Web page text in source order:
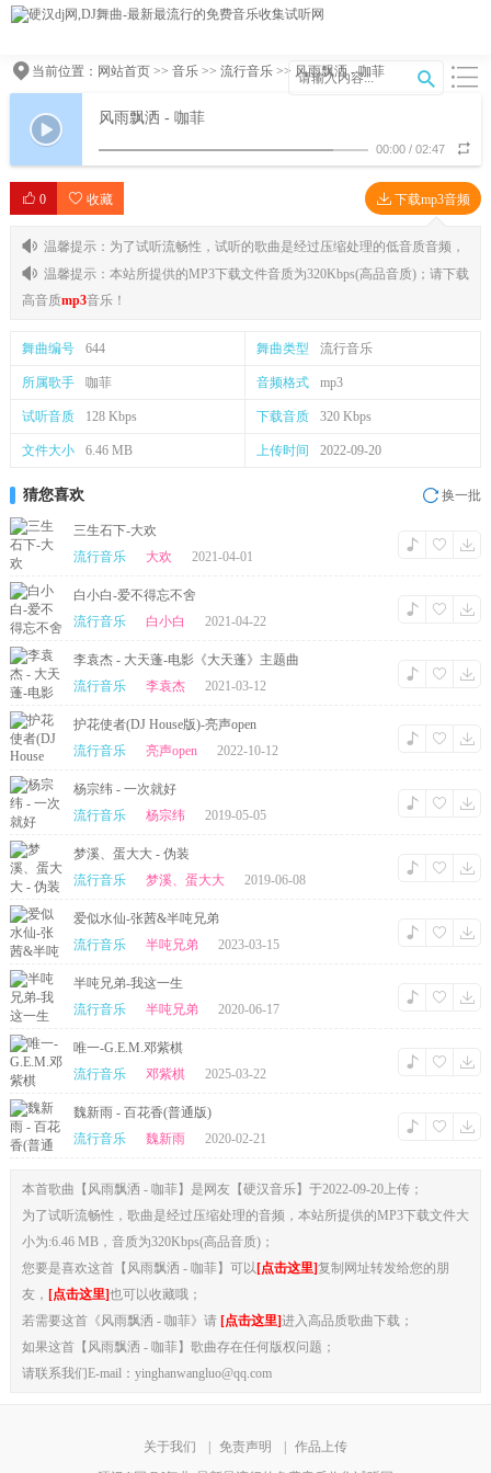
当前位置： 网站首页>> 音乐>> 流行音乐>> 风雨飘洒 - 咖菲
风雨飘洒 - 咖菲
00:00 /02:47
0 收藏 下载mp3音频
温馨提示：为了试听流畅性，试听的歌曲是经过压缩处理的低音质音频，
温馨提示：本站所提供的MP3下载文件音质为320Kbps(高品音质)；请下载
高音质mp3音乐！
舞曲编号 644 舞曲类型 流行音乐
所属歌手 咖菲 音频格式 mp3
试听音质 128 Kbps 下载音质 320 Kbps
文件大小 6.46 MB 上传时间 2022-09-20
猜您喜欢 换一批
三生石下-大欢
流行音乐
大欢 2021-04-01
白小白-爱不得忘不舍
流行音乐
白小白 2021-04-22
李袁杰 - 大天蓬-电影《大天蓬》主题曲
流行音乐
李袁杰 2021-03-12
护花使者(DJ House版)-亮声open
流行音乐
亮声open 2022-10-12
杨宗纬 - 一次就好
流行音乐
杨宗纬 2019-05-05
梦溪、蛋大大 - 伪装
流行音乐
梦溪、蛋大大 2019-06-08
爱似水仙-张茜&半吨兄弟
流行音乐
半吨兄弟 2023-03-15
半吨兄弟-我这一生
流行音乐
半吨兄弟 2020-06-17
唯一-G.E.M.邓紫棋
流行音乐
邓紫棋 2025-03-22
魏新雨 - 百花香(普通版)
流行音乐
魏新雨 2020-02-21
本首歌曲【风雨飘洒 - 咖菲】是网友【硬汉音乐】于2022-09-20上传；
为了试听流畅性，歌曲是经过压缩处理的音频，本站所提供的MP3下载文件大
小为:6.46 MB，音质为320Kbps(高品音质)；
您要是喜欢这首【风雨飘洒 - 咖菲】可以 [点击这里]复制网址转发给您的朋
友， [点击这里]也可以收藏哦；
若需要这首《风雨飘洒 - 咖菲》请 [点击这里]进入高品质歌曲下载；
如果这首【风雨飘洒 - 咖菲】歌曲存在任何版权问题；
请联系我们E-mail：yinghanwangluo@qq.com
关于我们 免责声明
作品上传